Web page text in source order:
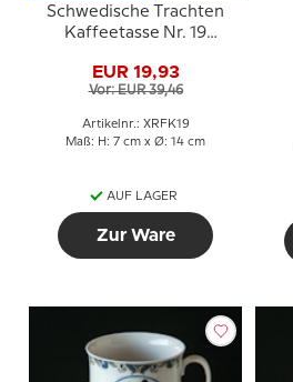
Schwedische Trachten
Kaffeetasse Nr. 19
EUR 19,93
Vor: EUR 39,46
Artikelnr.: XRFK19
Maß: H: 7 cm x Ø: 14 cm
AUF LAGER
Zur Ware